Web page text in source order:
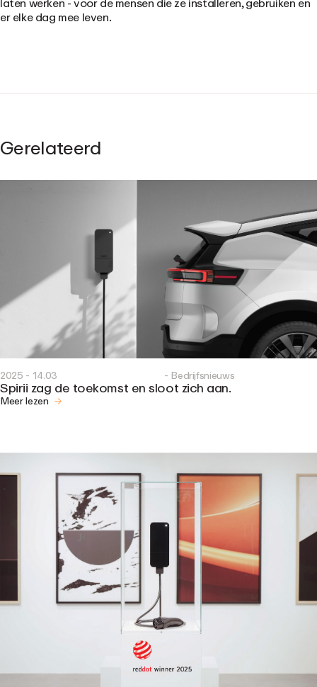
er elke dag mee leven.
Gerelateerd
2025 - 14.03 - Bedrijfsnieuws
Spirii zag de toekomst en sloot zich aan.
Meer lezen